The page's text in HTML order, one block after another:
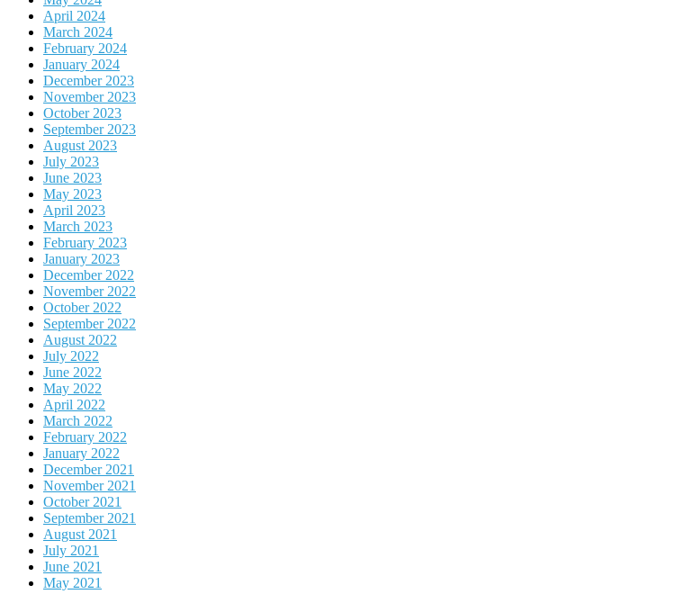
April 2024
March 2024
February 2024
January 2024
December 2023
November 2023
October 2023
September 2023
August 2023
July 2023
June 2023
May 2023
April 2023
March 2023
February 2023
January 2023
December 2022
November 2022
October 2022
September 2022
August 2022
July 2022
June 2022
May 2022
April 2022
March 2022
February 2022
January 2022
December 2021
November 2021
October 2021
September 2021
August 2021
July 2021
June 2021
May 2021